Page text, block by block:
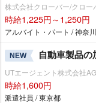
株式会社クローバー/クロー
時給1,225円～1,250円
アルバイト・パート / 神奈
NEW 自動車製品
UTエージェント株式会社
時給1,600円
派遣社員 / 東京都